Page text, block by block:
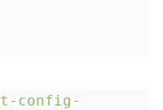
config-